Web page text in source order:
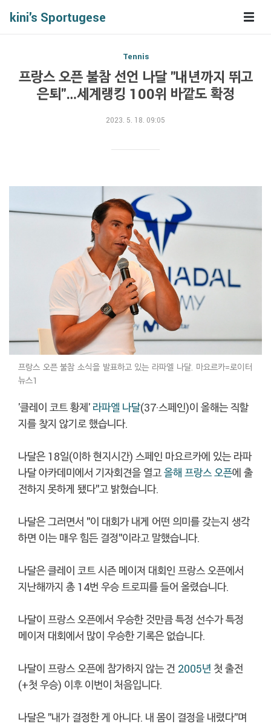
kini's Sportugese
Tennis
프랑스 오픈 불참 선언 나달 "내년까지 뛰고
은퇴"…세계랭킹 100위 바깥도 확정
2023. 5. 18. 09:05
프랑스 오픈 불참 소식을 발표하고 있는 라파엘 나달. 마요르카=로이터
뉴스1
'클레이 코트 황제' 라파엘 나달(37·스페인)이 올해는 직할
지를 찾지 않기로 했습니다.
나달은 18일(이하 현지시간) 스페인 마요르카에 있는 라파
나달 아카데미에서 기자회견을 열고올해 프랑스 오픈에 출
전하지 못하게 됐다"고 밝혔습니다.
나달은 그러면서 "이 대회가 내게 어떤 의미를 갖는지 생각
하면 이는 매우 힘든 결정"이라고 말했습니다.
나달은 클레이 코트 시즌 메이저 대회인 프랑스 오픈에서
지난해까지 총 14번 우승 트로피를 들어 올렸습니다.
나달이 프랑스 오픈에서 우승한 것만큼 특정 선수가 특정
메이저 대회에서 많이 우승한 기록은 없습니다.
나달이 프랑스 오픈에 참가하지 않는 건 2005년 첫 출전
(+첫 우승) 이후 이번이 처음입니다.
나달은 "내가 결정한 게 아니다. 내 몸이 결정을 내렸다"며